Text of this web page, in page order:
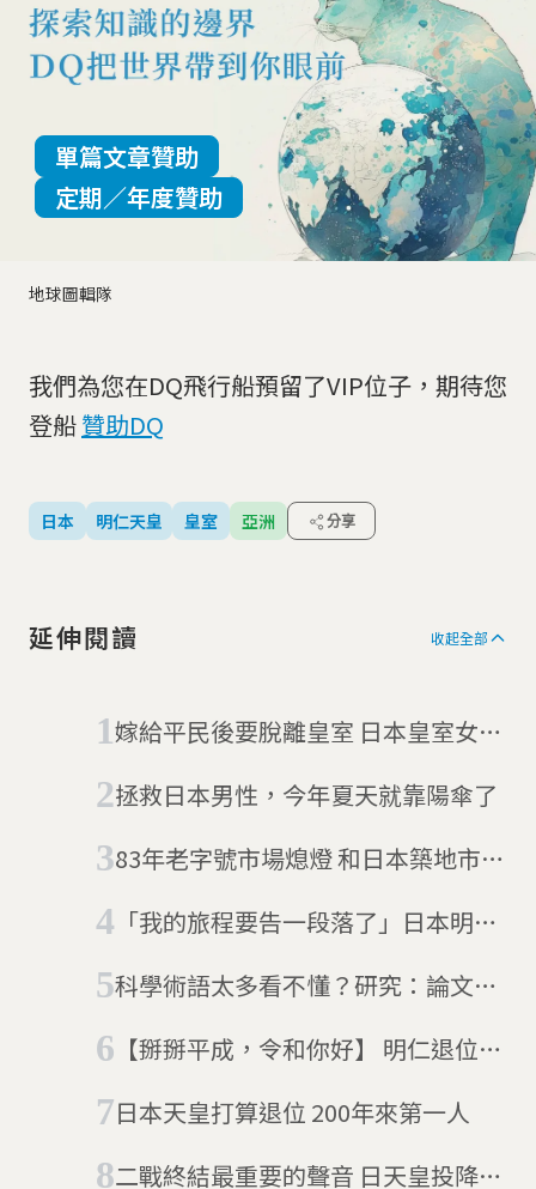
地球圖輯隊
單篇文章贊助
定期／年度贊助
我們為您在DQ飛行船預留了VIP位子，期待您
登船贊助DQ
日本 明仁天皇 皇室 亞洲 分享
延伸閱讀 收起全部
嫁給平民後要脫離皇室 日本皇室女性
拯救日本男性，今年夏天就靠陽傘了
83年老字號市場熄燈 和日本築地市場
「我的旅程要告一段落了」日本明仁
科學術語太多看不懂？研究：論文術
【掰掰平成，令和你好】 明仁退位、
日本天皇打算退位 200年來第一人
二戰終結最重要的聲音 日天皇投降廣